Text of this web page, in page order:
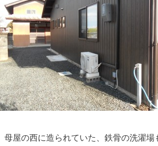
母屋の西に造られていた、鉄骨の洗濯場